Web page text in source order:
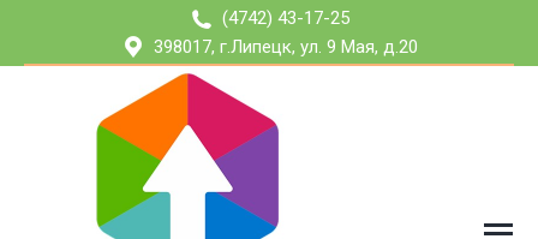
(4742) 43-17-25
398017, г.Липецк, ул. 9 Мая, д.20